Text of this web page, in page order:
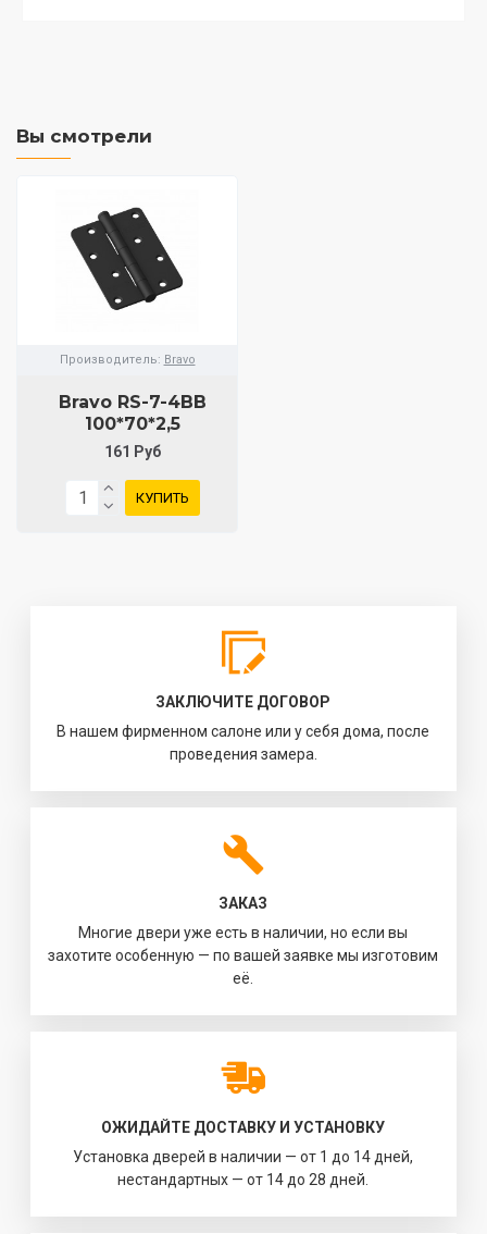
Вы смотрели
Производитель: Bravo
Bravo RS-7-4BB
100*70*2,5
161 Руб
КУПИТЬ
ЗАКЛЮЧИТЕ ДОГОВОР
В нашем фирменном салоне или у себя дома, после
проведения замера.
ЗАКАЗ
Многие двери уже есть в наличии, но если вы
захотите особенную — по вашей заявке мы изготовим
её.
ОЖИДАЙТЕ ДОСТАВКУ И УСТАНОВКУ
Установка дверей в наличии — от 1 до 14 дней,
нестандартных — от 14 до 28 дней.